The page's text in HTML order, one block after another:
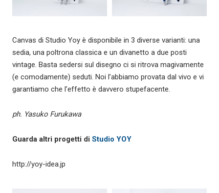
Canvas di Studio Yoy è disponibile in 3 diverse varianti: una
sedia, una poltrona classica e un divanetto a due posti
vintage. Basta sedersi sul disegno ci si ritrova magivamente
(e comodamente) seduti. Noi l’abbiamo provata dal vivo e vi
garantiamo che l’effetto è davvero stupefacente.
ph. Yasuko Furukawa
Guarda altri progetti di Studio YOY
http://yoy-idea.jp